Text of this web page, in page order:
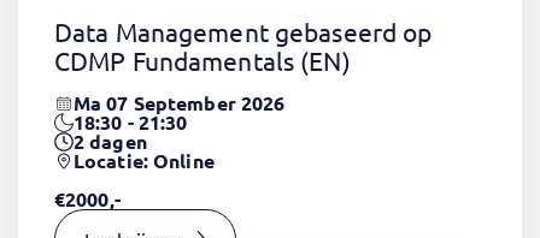
Data Management gebaseerd op
CDMP Fundamentals (EN)
Ma 07 September 2026
18:30 - 21:30
2dagen
Locatie: Online
€2000,-